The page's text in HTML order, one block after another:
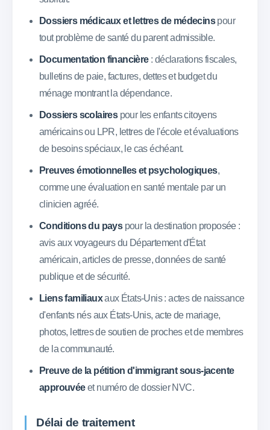
Dossiers médicaux et lettres de médecinspour
tout problème de santé du parent admissible.
Documentation financière: déclarations fiscales,
bulletins de paie, factures, dettes et budget du
ménage montrant la dépendance.
Dossiers scolairespour les enfants citoyens
américains ou LPR, lettres de l'école et évaluations
de besoins spéciaux, le cas échéant.
Preuves émotionnelles et psychologiques,
comme une évaluation en santé mentale par un
clinicien agréé.
Conditions du payspour la destination proposée :
avis aux voyageurs du Département d'État
américain, articles de presse, données de santé
publique et de sécurité.
Liens familiauxaux États-Unis : actes de naissance
d'enfants nés aux États-Unis, acte de mariage,
photos, lettres de soutien de proches et de membres
de la communauté.
Preuve de la pétition d'immigrant sous-jacente
approuvéeet numéro de dossier NVC.
Délai de traitement